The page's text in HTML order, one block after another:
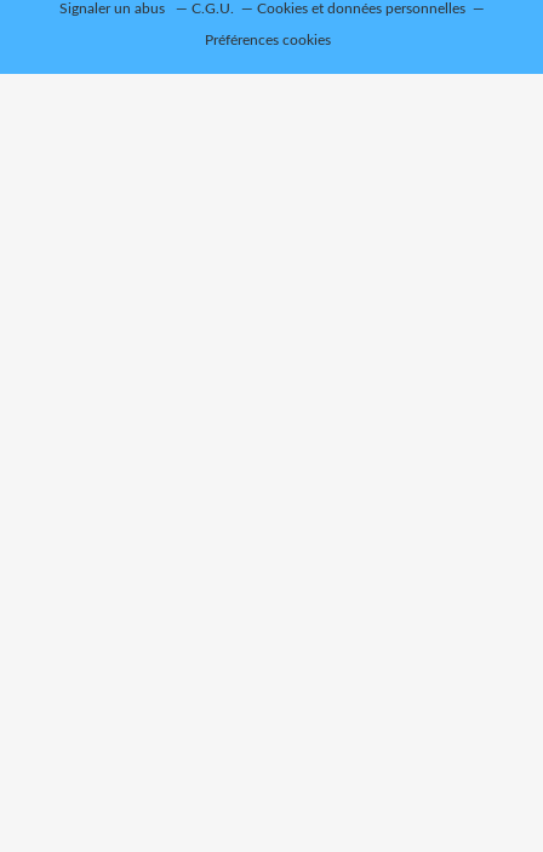
Signaler un abus C.G.U. Cookies et données personnelles
Préférences cookies